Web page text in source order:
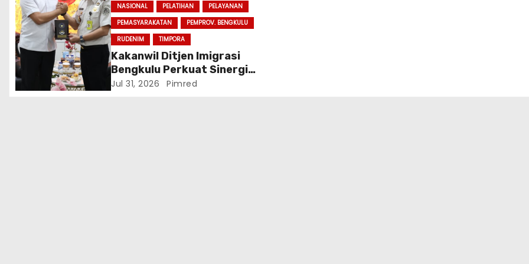
NASIONAL
PELATIHAN
PELAYANAN
PEMASYARAKATAN
PEMPROV. BENGKULU
RUDENIM
TIMPORA
Kakanwil Ditjen Imigrasi
Bengkulu Perkuat Sinergi
Penegakan Hukum Melalui
Jul 31, 2026 Pimred